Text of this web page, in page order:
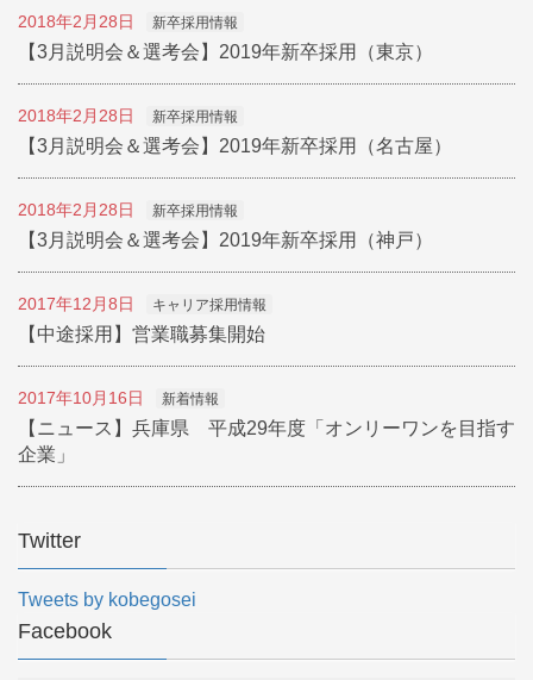
2018年2月28日 新卒採用情報
【3月説明会＆選考会】2019年新卒採用（東京）
2018年2月28日 新卒採用情報
【3月説明会＆選考会】2019年新卒採用（名古屋）
2018年2月28日 新卒採用情報
【3月説明会＆選考会】2019年新卒採用（神戸）
2017年12月8日 キャリア採用情報
【中途採用】営業職募集開始
2017年10月16日 新着情報
【ニュース】兵庫県 平成29年度「オンリーワンを目指す
企業」
Twitter
Tweets by kobegosei
Facebook